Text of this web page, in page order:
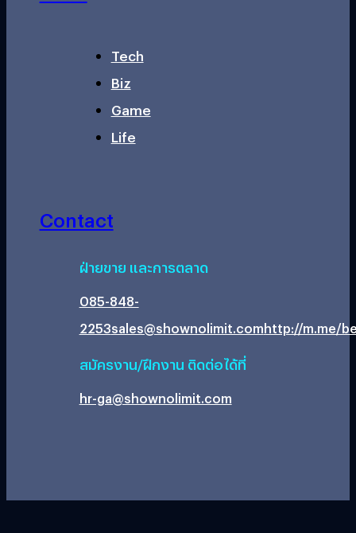
Tech
Biz
Game
Life
Contact
ฝ่ายขาย และการตลาด
085-848-
2253sales@shownolimit.comhttp://m.me/
สมัครงาน/ฝึกงาน ติดต่อได้ที่
hr-ga@shownolimit.com